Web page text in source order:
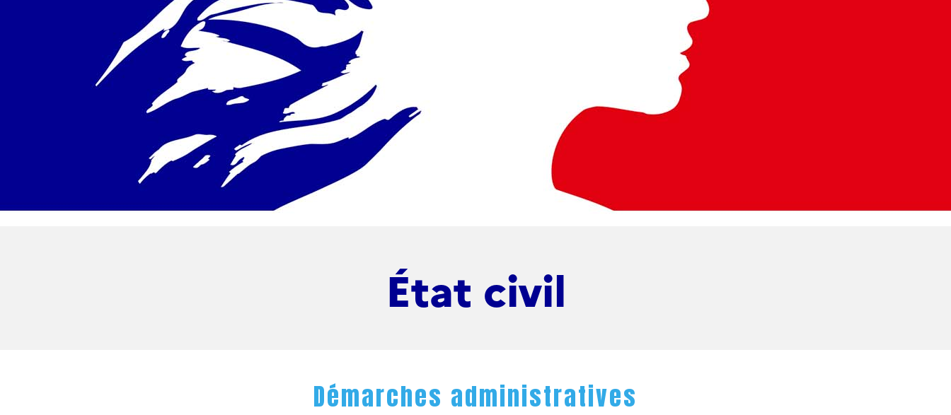
État civil
Démarches administratives